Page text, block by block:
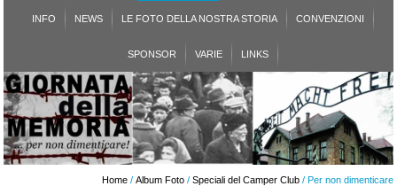
INFO NEWS LE FOTO DELLA NOSTRA STORIA CONVENZIONI
SPONSOR VARIE LINKS
Home/ Album Foto/ Speciali del Camper Club/ Per non dimenticare